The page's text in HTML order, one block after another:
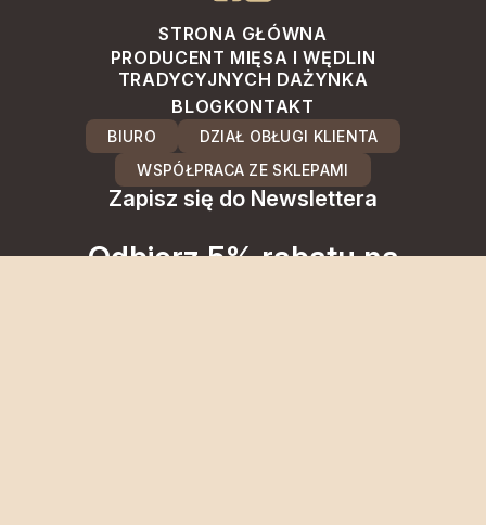
STRONA GŁÓWNA
PRODUCENT MIĘSA I WĘDLIN
TRADYCYJNYCH DAŻYNKA
BLOGKONTAKT
BIURO
DZIAŁ OBŁUGI KLIENTA
WSPÓŁPRACA ZE SKLEPAMI
Zapisz się do Newslettera
Odbierz 5% rabatu na